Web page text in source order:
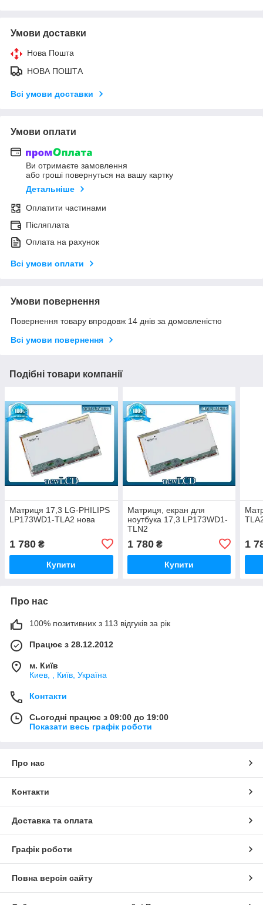
Умови доставки
Нова Пошта
НОВА ПОШТА
Всі умови доставки
Умови оплати
Ви отримаєте замовлення
або гроші повернуться на вашу картку
Детальніше
Оплатити частинами
Післяплата
Оплата на рахунок
Всі умови оплати
Умови повернення
Повернення товару впродовж 14 днів за домовленістю
Всі умови повернення
Подібні товари компанії
Матриця 17,3 LG-PHILIPS
LP173WD1-TLA2 нова
1 780 ₴
Купити
Матриця, екран для
ноутбука 17,3 LP173WD1-
TLN2
1 780₴
Купити
1
Про нас
100% позитивних з 113 відгуків за рік
Працює з 28.12.2012
м. Київ
Киев, , Київ, Україна
Контакти
Сьогодні працює з 09:00 до 19:00
Показати весь графік роботи
Про нас
Контакти
Доставка та оплата
Графік роботи
Повна версія сайту